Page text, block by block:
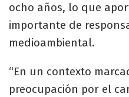
ocho años, lo que
importante de
medioambiental.
“En un contexto
preocupación por el